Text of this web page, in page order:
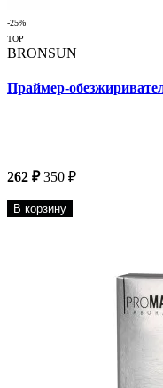
-25%
TOP
BRONSUN
Праймер-
262 ₽ 350 ₽
В корзину